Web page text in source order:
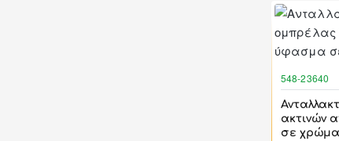
548-23640
ακτινών
σε χρώμα